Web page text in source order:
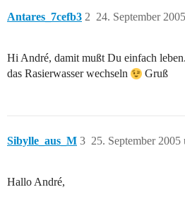
Antares_7cefb3 24. September
2
Hi André, damit mußt Du einfach
das Rasierwasser wechseln
Gruß
Sibylle_aus_M 25. September 2005
3
Hallo André,